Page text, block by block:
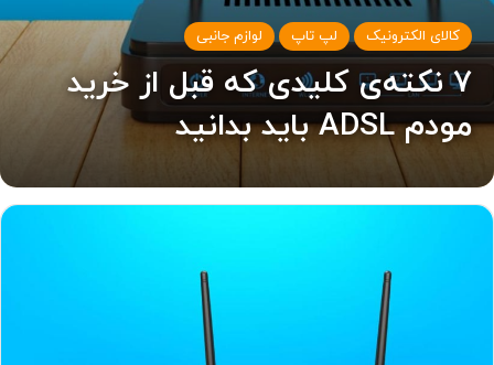
کالای الکترونیک لپ تاپ لوازم جانبی
۷ نکته‌ی کلیدی که قبل از خرید
مودم ADSL باید بدانید